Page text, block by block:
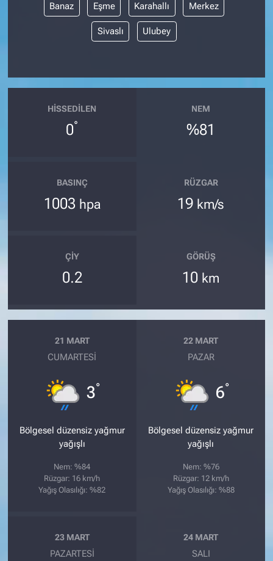
Banaz Eşme Karahallı Merkez
Sivaslı Ulubey
HISSEDILEN
0°
NEM
%81
BASINÇ
1003 hpa
RÜZGAR
19 km/s
ÇIY
0.2
GÖRÜŞ
10 km
21 MART
CUMARTESI
3°
Bölgesel düzensiz yağmur
yağışlı
Nem: %84
Rüzgar: 16 km/h
Yağış Olasılığı: %82
22 MART
PAZAR
6°
Bölgesel düzensiz yağmur
yağışlı
Nem: %76
Rüzgar: 12 km/h
Yağış Olasılığı: %88
23 MART
PAZARTESI
24 MART
SALI